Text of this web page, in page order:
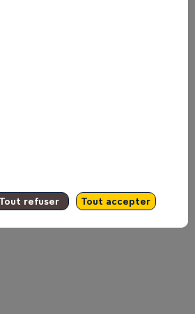
Tout refuser Tout accepter